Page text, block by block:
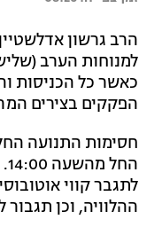
הרב גרשון
למנוחות הערב
כאשר כל הכניסות
הפקקים בצירים
לתגבר קווי
ההלוויה, וכן תגבור לקווים